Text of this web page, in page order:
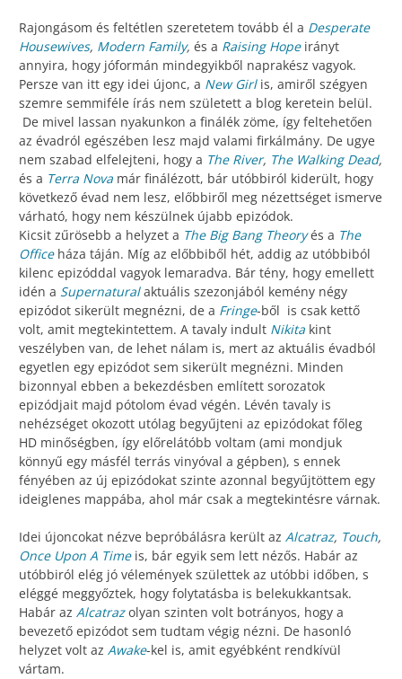
Rajongásom és feltétlen szeretetem tovább él a Desperate
Housewives, Modern Family, és a Raising Hopeirányt
annyira, hogy jóformán mindegyikből naprakész vagyok.
Persze van itt egy idei újonc, a New Girlis, amiről szégyen
szemre semmiféle írás nem született a blog keretein belül.
De mivel lassan nyakunkon a finálék zöme, így feltehetően
az évadról egészében lesz majd valami firkálmány. De ugye
nem szabad elfelejteni, hogy a The River, The Walking Dead,
és a Terra Nova már finálézott, bár utóbbiról kiderült, hogy
következő évad nem lesz, előbbiről meg nézettséget ismerve
várható, hogy nem készülnek újabb epizódok.
Kicsit zűrösebb a helyzet a The Big Bang Theory és a The
Officeháza táján. Míg az előbbiből hét, addig az utóbbiból
kilenc epizóddal vagyok lemaradva. Bár tény, hogy emellett
idén a Supernaturalaktuális szezonjából kemény négy
epizódot sikerült megnézni, de a Fringe-ből is csak kettő
volt, amit megtekintettem. A tavaly indult Nikita kint
veszélyben van, de lehet nálam is, mert az aktuális évadból
egyetlen egy epizódot sem sikerült megnézni. Minden
bizonnyal ebben a bekezdésben említett sorozatok
epizódjait majd pótolom évad végén. Lévén tavaly is
nehézséget okozott utólag begyűjteni az epizódokat főleg
HD minőségben, így előrelátóbb voltam (ami mondjuk
könnyű egy másfél terrás vinyóval a gépben), s ennek
fényében az új epizódokat szinte azonnal begyűjtöttem egy
ideiglenes mappába, ahol már csak a megtekintésre várnak.
Idei újoncokat nézve bepróbálásra került az Alcatraz, Touch,
Once Upon A Timeis, bár egyik sem lett nézős. Habár az
utóbbiról elég jó vélemények születtek az utóbbi időben, s
eléggé meggyőztek, hogy folytatásba is belekukkantsak.
Habár az Alcatrazolyan szinten volt botrányos, hogy a
bevezető epizódot sem tudtam végig nézni. De hasonló
helyzet volt az Awake-kel is, amit egyébként rendkívül
vártam.